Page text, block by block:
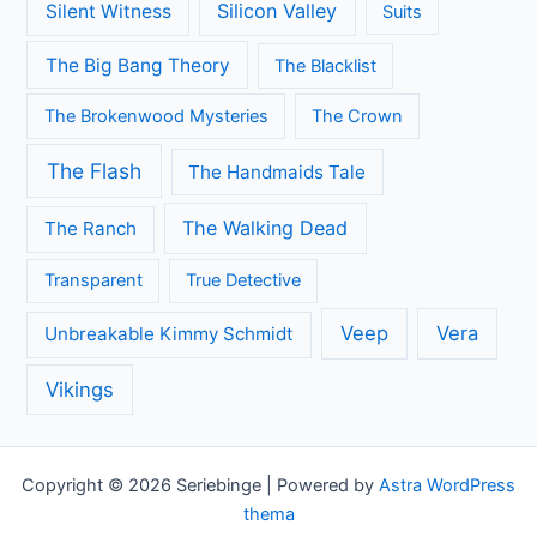
Silent Witness Silicon Valley Suits
The Big Bang Theory The Blacklist
The Brokenwood Mysteries The Crown
The Flash The Handmaids Tale
The Ranch The Walking Dead
Transparent True Detective
Unbreakable Kimmy Schmidt Veep Vera
Vikings
Copyright © 2026 Seriebinge | Powered by Astra WordPress
thema